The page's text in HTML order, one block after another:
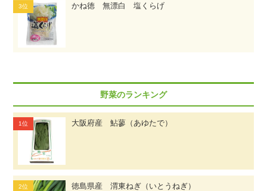
かね徳 無漂白 塩くらげ
野菜のランキング
大阪府産 鮎蓼（あゆたで）
徳島県産 渭東ねぎ（いとうねぎ）